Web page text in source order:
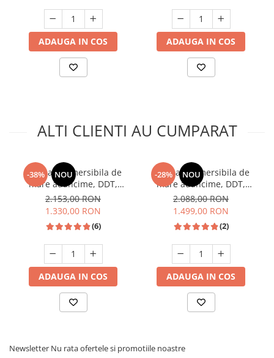
ADAUGA IN COS ADAUGA IN COS
ALTI CLIENTI AU CUMPARAT
-38% NOU
Pompa submersibila de
mare adancime, DDT,
4SDM3-16, 2200 W, 16
turbine, Inox, bobinaj
cupru, 200m
2.153,00 RON
1.330,00 RON
(6)
ADAUGA IN COS
-28% NOU
Pompa submersibila de
mare adancime, DDT,
4SDM3-20, 2500 W, 20
turbine, Inox, bobinaj
cupru, 250m, cablu 30m
2.088,00 RON
1.499,00 RON
(2)
ADAUGA IN COS
Newsletter Nu rata ofertele si promotiile noastre